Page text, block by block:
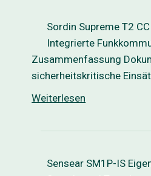
Sordin Supreme T2
Integrierte
Zusammenfassung
sicherheitskritische
Weiterlesen
Sensear SM1P-IS